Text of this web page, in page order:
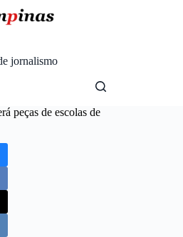
jornalismo
peças de escolas de